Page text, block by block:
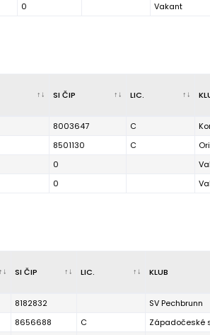
0 Vakant
SI ČIP LIC.
8003647 C
8501130 C
0
0
SI ČIP LIC. KLUB
8182832
SV Pechbrunn
8656688 C
Západočeské